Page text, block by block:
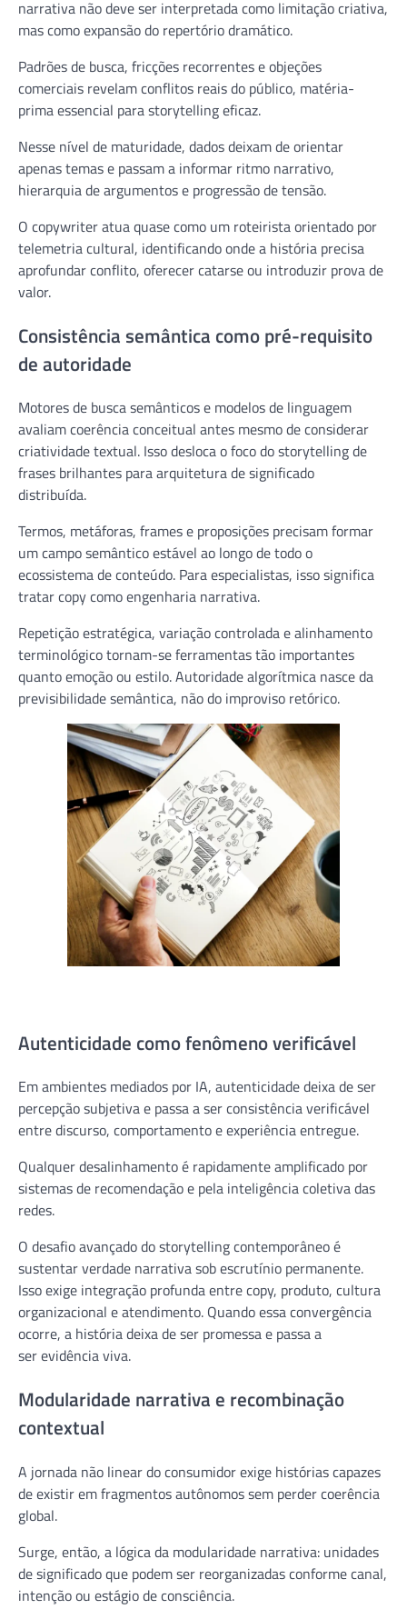
narrativa não deve ser interpretada como limitação criativa,
mas como expansão do repertório dramático.
Padrões de busca, fricções recorrentes e objeções
comerciais revelam conflitos reais do público, matéria-
prima essencial para storytelling eficaz.
Nesse nível de maturidade, dados deixam de orientar
apenas temas e passam a informar ritmo narrativo,
hierarquia de argumentos e progressão de tensão.
O copywriter atua quase como um roteirista orientado por
telemetria cultural, identificando onde a história precisa
aprofundar conflito, oferecer catarse ou introduzir prova de
valor.
Consistência semântica como pré-requisito
de autoridade
Motores de busca semânticos e modelos de linguagem
avaliam coerência conceitual antes mesmo de considerar
criatividade textual. Isso desloca o foco do storytelling de
frases brilhantes para arquitetura de significado
distribuída.
Termos, metáforas, frames e proposições precisam formar
um campo semântico estável ao longo de todo o
ecossistema de conteúdo. Para especialistas, isso significa
tratar copy como engenharia narrativa.
Repetição estratégica, variação controlada e alinhamento
terminológico tornam-se ferramentas tão importantes
quanto emoção ou estilo. Autoridade algorítmica nasce da
previsibilidade semântica, não do improviso retórico.
Autenticidade como fenômeno verificável
Em ambientes mediados por IA, autenticidade deixa de ser
percepção subjetiva e passa a ser consistência verificável
entre discurso, comportamento e experiência entregue.
Qualquer desalinhamento é rapidamente amplificado por
sistemas de recomendação e pela inteligência coletiva das
redes.
O desafio avançado do storytelling contemporâneo é
sustentar verdade narrativa sob escrutínio permanente.
Isso exige integração profunda entre copy, produto, cultura
organizacional e atendimento. Quando essa convergência
ocorre, a história deixa de ser promessa e passa a
ser evidência viva.
Modularidade narrativa e recombinação
contextual
A jornada não linear do consumidor exige histórias capazes
de existir em fragmentos autônomos sem perder coerência
global.
Surge, então, a lógica da modularidade narrativa: unidades
de significado que podem ser reorganizadas conforme canal,
intenção ou estágio de consciência.